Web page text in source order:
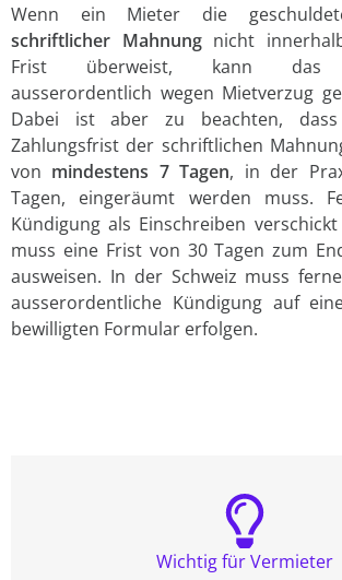
Wenn ein Mieter die
schriftlicher Mahnung nicht
Frist überweist, kann das
ausserordentlich wegen Mietverzug
Dabei ist aber zu beachten,
Zahlungsfrist der schriftlichen
von mindestens 7 Tagen, in der
Tagen, eingeräumt werden muss.
Kündigung als Einschreiben
muss eine Frist von 30 Tagen zum
ausweisen. In der Schweiz muss
ausserordentliche Kündigung auf
bewilligten Formular erfolgen.
Wichtig für Vermieter